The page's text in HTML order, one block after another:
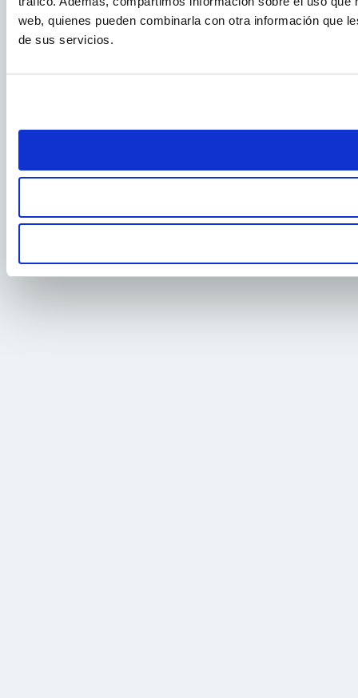
web, quienes pueden combinarla con otra información que
de sus servicios.